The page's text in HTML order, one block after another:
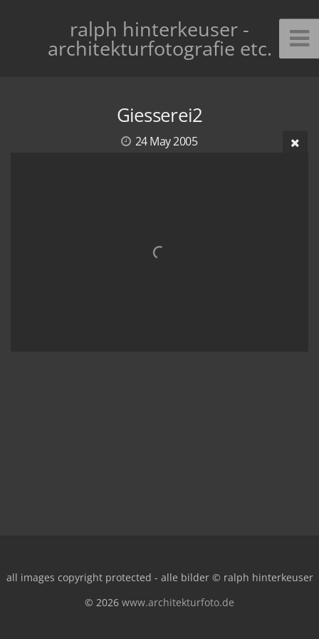
ralph hinterkeuser -
architekturfotografie etc.
Giesserei2
24 May 2005
all images copyright protected - alle bilder © ralph hinterkeuser
© 2026 www.architekturfoto.de